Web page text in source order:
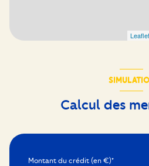
Leaflet
Calcul des
Montant du crédit (en €)*